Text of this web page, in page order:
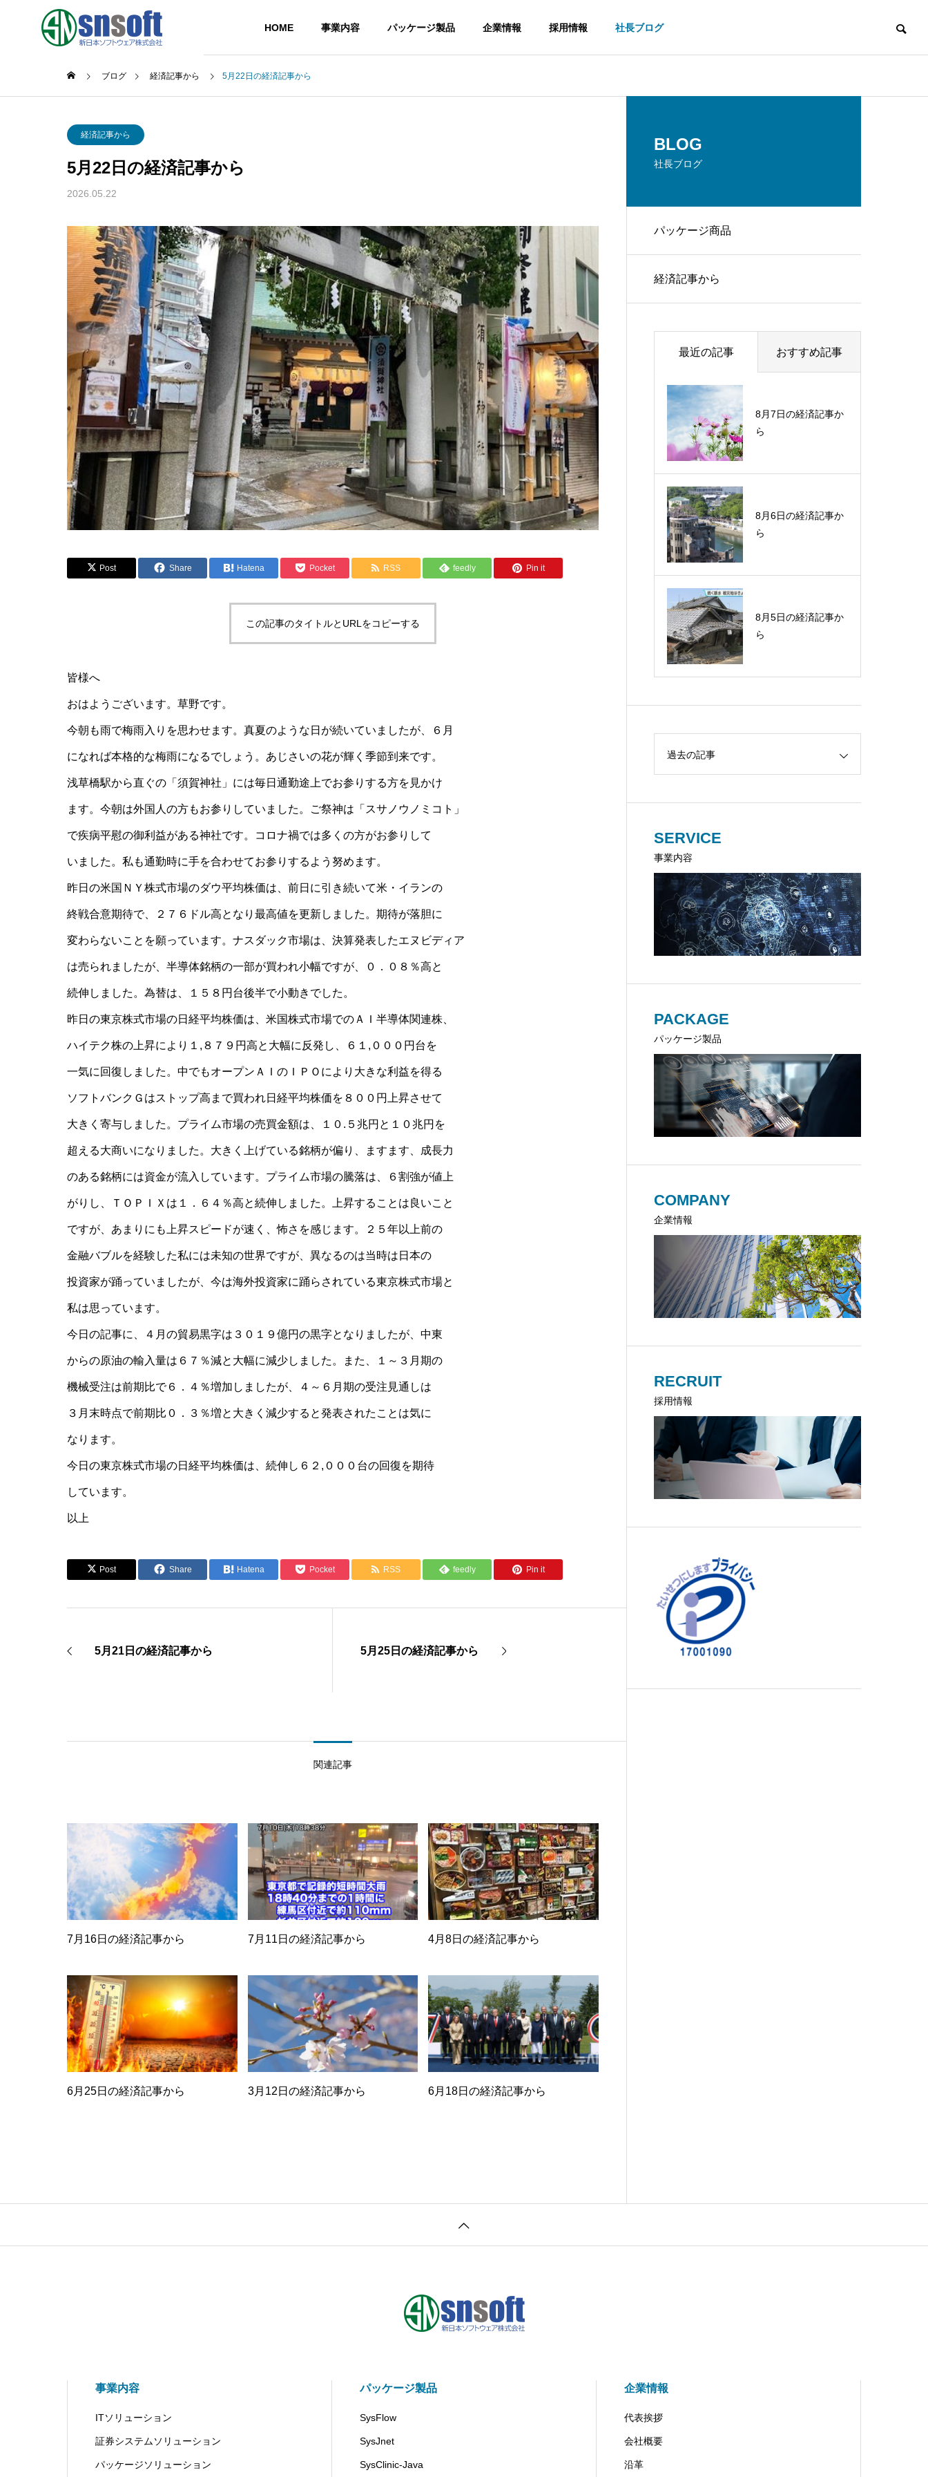
HOME 事業内容 パッケージ製品 企業情報 採用情報 社長ブログ
IT Solution
システム開発
Securities
証券システム
Package
沿革
PARTNER
主要取引先
ブログ 経済記事から 5月22日の経済記事から
経済記事から
5月22日の経済記事から
2026.05.22
Post Share Hatena Pocket RSS feedly Pin it
この記事のタイトルとURLをコピーする
皆様へ
おはようございます。草野です。
今朝も雨で梅雨入りを思わせます。真夏のような日が続いていましたが、６月
になれば本格的な梅雨になるでしょう。あじさいの花が輝く季節到来です。
浅草橋駅から直ぐの「須賀神社」には毎日通勤途上でお参りする方を見かけ
ます。今朝は外国人の方もお参りしていました。ご祭神は「スサノウノミコト」
で疾病平慰の御利益がある神社です。コロナ禍では多くの方がお参りして
いました。私も通勤時に手を合わせてお参りするよう努めます。
昨日の米国ＮＹ株式市場のダウ平均株価は、前日に引き続いて米・イランの
終戦合意期待で、２７６ドル高となり最高値を更新しました。期待が落胆に
変わらないことを願っています。ナスダック市場は、決算発表したエヌビディア
は売られましたが、半導体銘柄の一部が買われ小幅ですが、０．０８％高と
続伸しました。為替は、１５８円台後半で小動きでした。
昨日の東京株式市場の日経平均株価は、米国株式市場でのＡＩ半導体関連株、
ハイテク株の上昇により１,８７９円高と大幅に反発し、６１,０００円台を
一気に回復しました。中でもオープンＡＩのＩＰＯにより大きな利益を得る
ソフトバンクＧはストップ高まで買われ日経平均株価を８００円上昇させて
大きく寄与しました。プライム市場の売買金額は、１０.５兆円と１０兆円を
超える大商いになりました。大きく上げている銘柄が偏り、ますます、成長力
のある銘柄には資金が流入しています。プライム市場の騰落は、６割強が値上
がりし、ＴＯＰＩＸは１．６４％高と続伸しました。上昇することは良いこと
ですが、あまりにも上昇スピードが速く、怖さを感じます。２５年以上前の
金融バブルを経験した私には未知の世界ですが、異なるのは当時は日本の
投資家が踊っていましたが、今は海外投資家に踊らされている東京株式市場と
私は思っています。
今日の記事に、４月の貿易黒字は３０１９億円の黒字となりましたが、中東
からの原油の輸入量は６７％減と大幅に減少しました。また、１～３月期の
機械受注は前期比で６．４％増加しましたが、４～６月期の受注見通しは
３月末時点で前期比０．３％増と大きく減少すると発表されたことは気に
なります。
今日の東京株式市場の日経平均株価は、続伸し６２,０００台の回復を期待
しています。
以上
Post Share Hatena Pocket RSS feedly Pin it
5月21日の経済記事から 5月25日の経済記事から
関連記事
7月16日の経済記事から 7月11日の経済記事から 4月8日の経済記事から
6月25日の経済記事から 3月12日の経済記事から 6月18日の経済記事から
BLOG
社長ブログ
パッケージ商品
経済記事から
最近の記事 おすすめ記事
8月7日の経済記事か
ら
8月6日の経済記事か
ら
8月5日の経済記事か
ら
過去の記事
SERVICE
事業内容
PACKAGE
パッケージ製品
COMPANY
企業情報
RECRUIT
採用情報
事業内容
ITソリューション
証券システムソリューション
パッケージソリューション
パッケージ製品
SysFlow
SysJnet
SysClinic-Java
企業情報
代表挨拶
会社概要
沿革